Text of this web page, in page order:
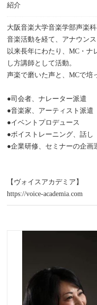
紹介
大阪音楽大学音楽学部声楽
音楽活動を経て、アナウン
以来長年にわたり、MC・ナ
し方講師として活動。
声楽で磨いた声と、MCで培
●司会者、ナレーター派遣
●音楽家、アーティスト派遣
●イベントプロデュース
●ボイストレーニング、話
●企業研修、セミナーの企画
【ヴォイスアカデミア】
https://voice-academia.com